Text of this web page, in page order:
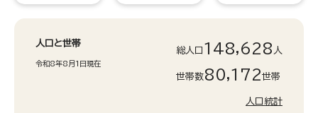
人口と世帯
令和8年8月1日現在
総人口 148,628 人
世帯数80,172世帯
人口統計